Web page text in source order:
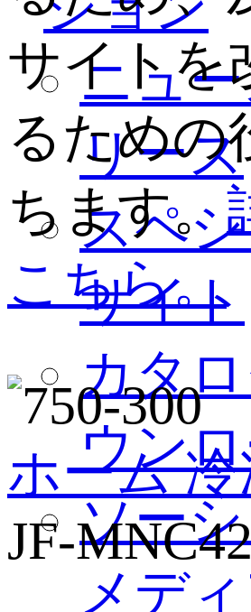
ニュ
リース
スペ
サイト
カタ
ウン
ソー
メデ
サイトを
るための
ちます。
こちら。
ホーム
JF-